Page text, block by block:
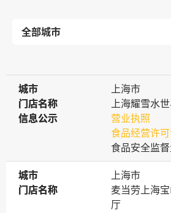
城市
城市
上海市
门店名称
门店名称
上海耀雪水
信息公示
信息公示
营业执照
食品经营许
食品安全监
城市
城市
上海市
门店名称
门店名称
麦当劳上海
厅